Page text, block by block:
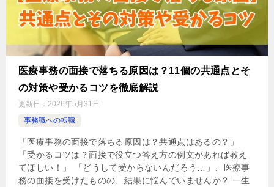
医療事務の面接で落ちる原因は？11個の共通点とそ
の対策や受かるコツを徹底解説
更新日： 2026年5月31日
事務職への転職
「医療事務の面接で落ちる原因は？共通点はあるの？」
「受かるコツは？面接で役立つ答え方の例文があれば教え
てほしい！」 「どうして受からないんだろう…」、医療事
務の面接を受けたものの、結果に悩んでいませんか？ 一生